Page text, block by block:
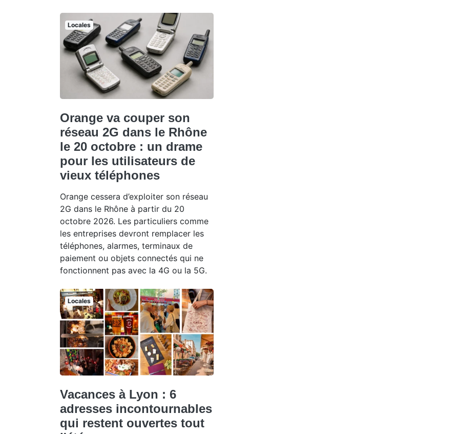
Locales
Orange va couper son
réseau 2G dans le Rhône
le 20 octobre : un drame
pour les utilisateurs de
vieux téléphones
Orange cessera d’exploiter son réseau
2G dans le Rhône à partir du 20
octobre 2026. Les particuliers comme
les entreprises devront remplacer les
téléphones, alarmes, terminaux de
paiement ou objets connectés qui ne
fonctionnent pas avec la 4G ou la 5G.
Locales
Vacances à Lyon : 6
adresses incontournables
qui restent ouvertes tout